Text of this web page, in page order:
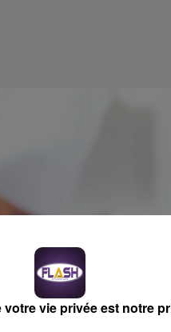
votre vie privée est notre